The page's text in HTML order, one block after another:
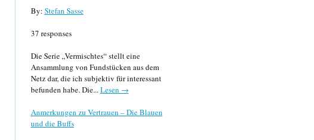
By: Stefan Sasse
37 responses
Die Serie „Vermischtes“ stellt eine
Ansammlung von Fundstücken aus dem
Netz dar, die ich subjektiv für interessant
befunden habe. Die...Lesen →
Anmerkungen zu Vertrauen – Die Blauen
und die Buffs